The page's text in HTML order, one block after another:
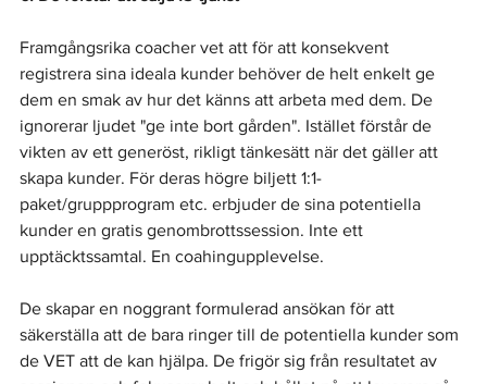
Framgångsrika coacher vet att för att konsekvent
registrera sina ideala kunder behöver de helt enkelt ge
dem en smak av hur det känns att arbeta med dem. De
ignorerar ljudet "ge inte bort gården". Istället förstår de
vikten av ett generöst, rikligt tänkesätt när det gäller att
skapa kunder. För deras högre biljett 1:1-
paket/gruppprogram etc. erbjuder de sina potentiella
kunder en gratis genombrottssession. Inte ett
upptäcktssamtal. En coahingupplevelse.
De skapar en noggrant formulerad ansökan för att
säkerställa att de bara ringer till de potentiella kunder som
de VET att de kan hjälpa. De frigör sig från resultatet av